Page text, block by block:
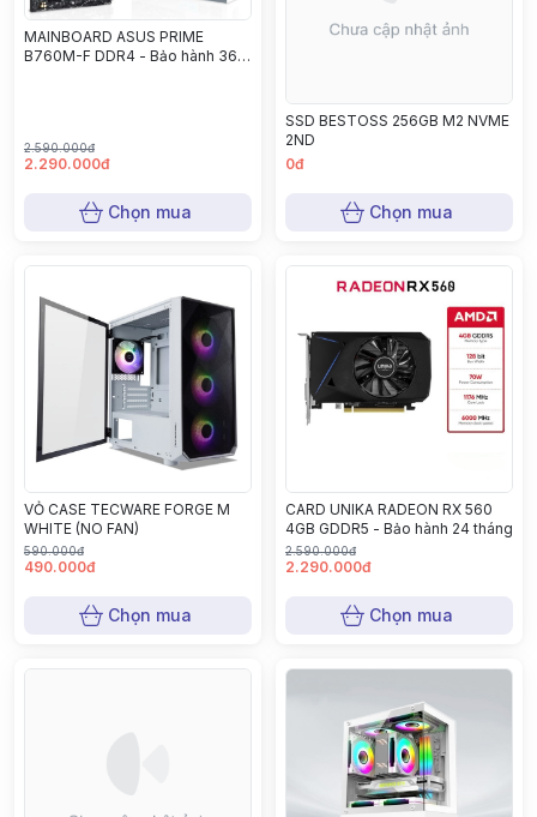
MAINBOARD ASUS PRIME
B760M-F DDR4 - Bảo hành 36
2.590.000đ
2.290.000đ
Chọn mua
SSD BESTOSS 256GB M2 NVME
2ND
0đ
Chọn mua
VỎ CASE TECWARE FORGE M
WHITE (NO FAN)
590.000đ
490.000đ
Chọn mua
CARD UNIKA RADEON RX 560
4GB GDDR5 - Bảo hành 24 tháng
2.590.000đ
2.290.000đ
Chọn mua